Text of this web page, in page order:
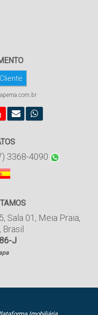
3368-4090
, Sala 01 , Meia Praia,
Brasil
J